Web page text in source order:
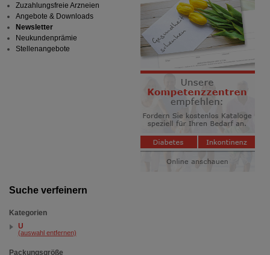
Suche verfeinern
Kategorien
U
(auswahl entfernen)
Packungsgröße
Zuzahlungsfreie Arzneien
Angebote & Downloads
Newsletter
Neukundenprämie
Stellenangebote